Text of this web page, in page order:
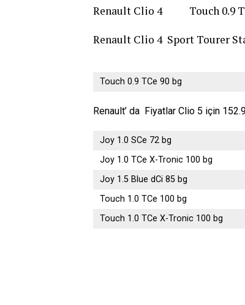
Renault Clio 4 Touch
Renault Clio 4 Sport Tourer
Touch 0.9 TCe 90 bg
Renault’ da Fiyatlar Clio 5 için
Joy 1.0 SCe 72 bg
Joy 1.0 TCe X-Tronic 100 bg
Joy 1.5 Blue dCi 85 bg
Touch 1.0 TCe 100 bg
Touch 1.0 TCe X-Tronic 100 bg